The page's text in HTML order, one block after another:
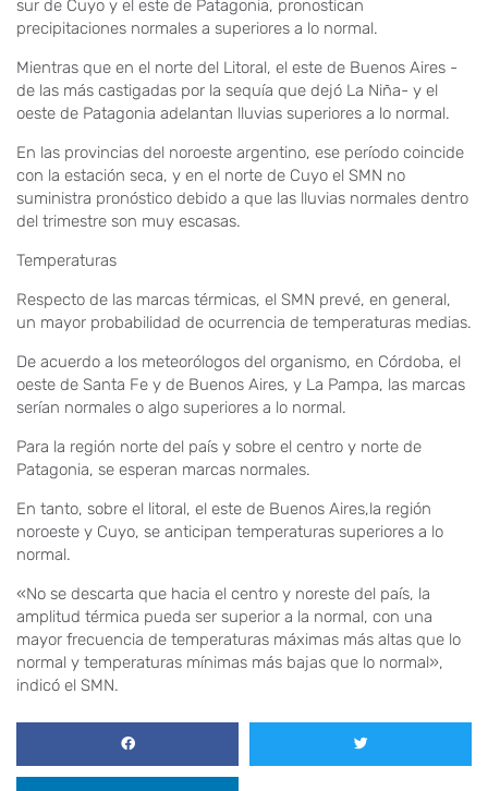
sur de Cuyo y el este de Patagonia, pronostican
precipitaciones normales a superiores a lo normal.
Mientras que en el norte del Litoral, el este de Buenos Aires -
de las más castigadas por la sequía que dejó La Niña- y el
oeste de Patagonia adelantan lluvias superiores a lo normal.
En las provincias del noroeste argentino, ese período coincide
con la estación seca, y en el norte de Cuyo el SMN no
suministra pronóstico debido a que las lluvias normales dentro
del trimestre son muy escasas.
Temperaturas
Respecto de las marcas térmicas, el SMN prevé, en general,
un mayor probabilidad de ocurrencia de temperaturas medias.
De acuerdo a los meteorólogos del organismo, en Córdoba, el
oeste de Santa Fe y de Buenos Aires, y La Pampa, las marcas
serían normales o algo superiores a lo normal.
Para la región norte del país y sobre el centro y norte de
Patagonia, se esperan marcas normales.
En tanto, sobre el litoral, el este de Buenos Aires,la región
noroeste y Cuyo, se anticipan temperaturas superiores a lo
normal.
«No se descarta que hacia el centro y noreste del país, la
amplitud térmica pueda ser superior a la normal, con una
mayor frecuencia de temperaturas máximas más altas que lo
normal y temperaturas mínimas más bajas que lo normal»,
indicó el SMN.